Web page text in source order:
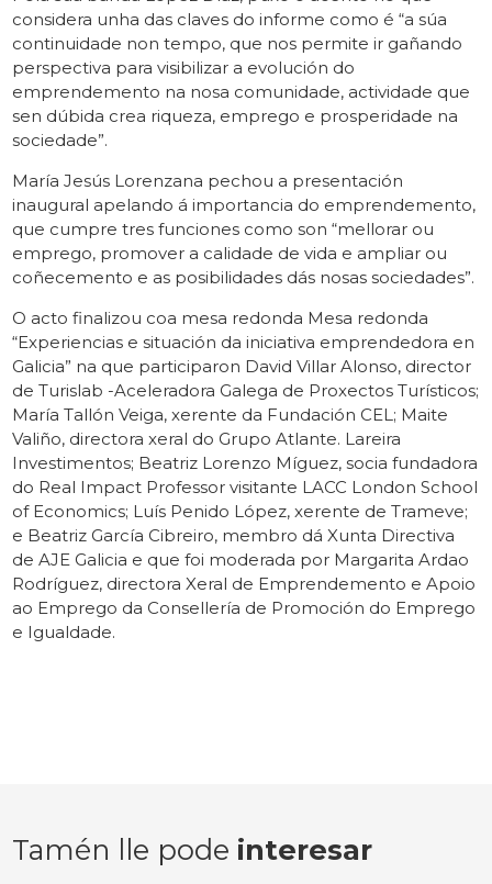
considera unha das claves do informe como é “a súa
continuidade non tempo, que nos permite ir gañando
perspectiva para visibilizar a evolución do
emprendemento na nosa comunidade, actividade que
sen dúbida crea riqueza, emprego e prosperidade na
sociedade”.
María Jesús Lorenzana pechou a presentación
inaugural apelando á importancia do emprendemento,
que cumpre tres funciones como son “mellorar ou
emprego, promover a calidade de vida e ampliar ou
coñecemento e as posibilidades dás nosas sociedades”.
O acto finalizou coa mesa redonda Mesa redonda
“Experiencias e situación da iniciativa emprendedora en
Galicia” na que participaron David Villar Alonso, director
de Turislab -Aceleradora Galega de Proxectos Turísticos;
María Tallón Veiga, xerente da Fundación CEL; Maite
Valiño, directora xeral do Grupo Atlante. Lareira
Investimentos; Beatriz Lorenzo Míguez, socia fundadora
do Real Impact Professor visitante LACC London School
of Economics; Luís Penido López, xerente de Trameve;
e Beatriz García Cibreiro, membro dá Xunta Directiva
de AJE Galicia e que foi moderada por Margarita Ardao
Rodríguez, directora Xeral de Emprendemento e Apoio
ao Emprego da Consellería de Promoción do Emprego
e Igualdade.
Tamén lle pode interesar